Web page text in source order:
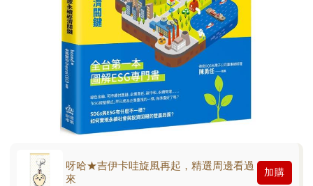
呀哈★吉伊卡哇旋風再起，精選周邊看過
來
加購